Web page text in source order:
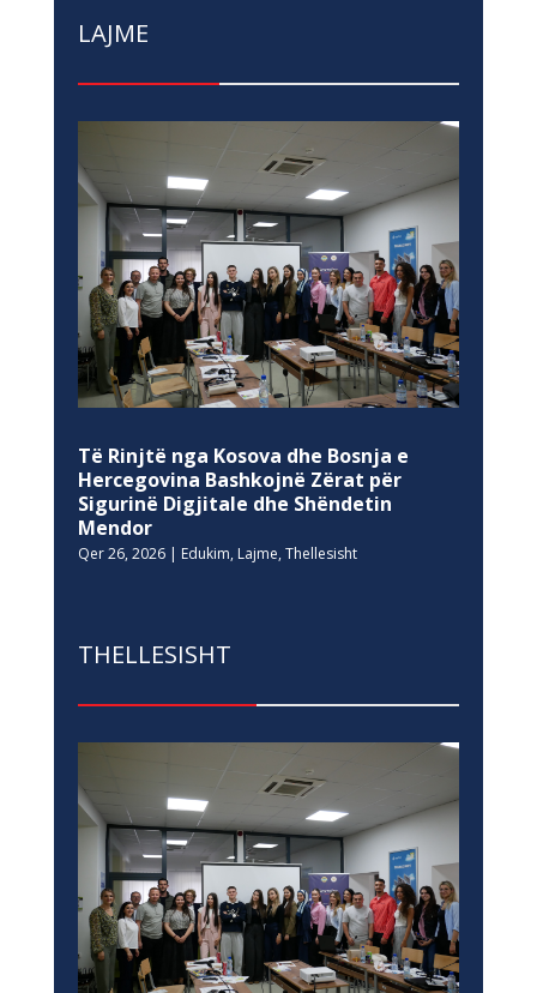
LAJME
Të Rinjtë nga Kosova dhe Bosnja e
Hercegovina Bashkojnë Zërat për
Sigurinë Digjitale dhe Shëndetin
Mendor
Qer 26, 2026| Edukim, Lajme, Thellesisht
THELLESISHT